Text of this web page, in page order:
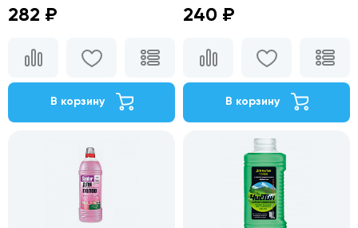
282 ₽
В корзину
240 ₽
В корзину